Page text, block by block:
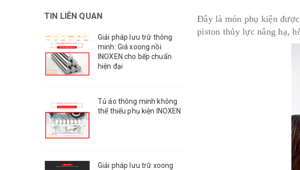
Đây là món phụ kiện
piston thủy lực nâng hạ,
TIN LIÊN QUAN
Giải pháp lưu trữ thông
minh: Giá xoong nồi
INOXEN cho bếp chuẩn
hiện đại
Tủ áo thông minh không
thể thiếu phụ kiện INOXEN
Giải pháp lưu trữ xoong